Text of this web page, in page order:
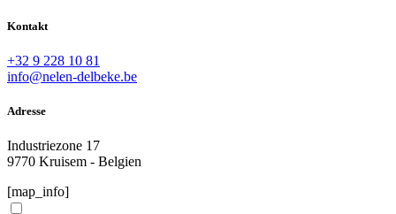
Kontakt
+32 9 228 10 81
info@nelen-delbeke.be
Adresse
Industriezone 17
9770 Kruisem - Belgien
[map_info]